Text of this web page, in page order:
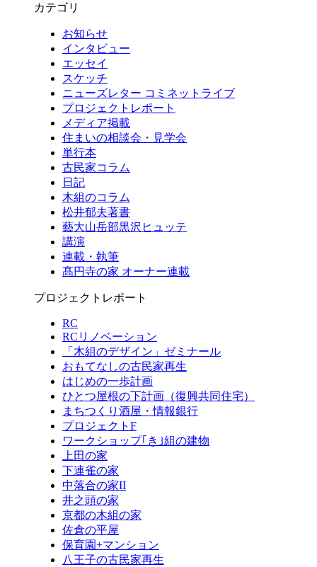
カテゴリ
お知らせ
インタビュー
エッセイ
スケッチ
ニューズレター コミネットライブ
プロジェクトレポート
メディア掲載
住まいの相談会・見学会
単行本
古民家コラム
日記
木組のコラム
松井郁夫著書
藝大山岳部黒沢ヒュッテ
講演
連載・執筆
髙円寺の家 オーナー連載
プロジェクトレポート
RC
RCリノベーション
「木組のデザイン」ゼミナール
おもてなしの古民家再生
はじめの一歩計画
ひとつ屋根の下計画（復興共同住宅）
まちつくり酒屋・情報銀行
プロジェクトF
ワークショップ｢き｣組の建物
上田の家
下連雀の家
中落合の家II
井之頭の家
京都の木組の家
佐倉の平屋
保育園+マンション
八王子の古民家再生